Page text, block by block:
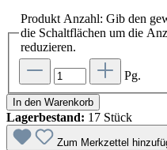
Produkt Anzahl: Gib den
die Schaltflächen um die
reduzieren.
Pg.
In den Warenkorb
Lagerbestand: 17 Stück
Zum Merkzettel